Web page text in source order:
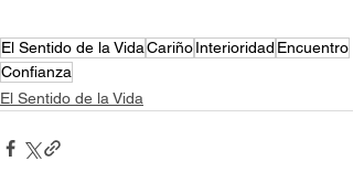
El Sentido de la VidaCariñoInterioridad Encuentro
Confianza
El Sentido de la Vida